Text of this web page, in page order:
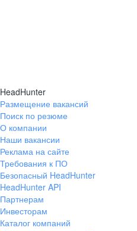
HeadHunter
Размещение вакансий
Поиск по резюме
О компании
Наши вакансии
Реклама на сайте
Требования к ПО
Безопасный HeadHunter
HeadHunter API
Партнерам
Инвесторам
Каталог компаний